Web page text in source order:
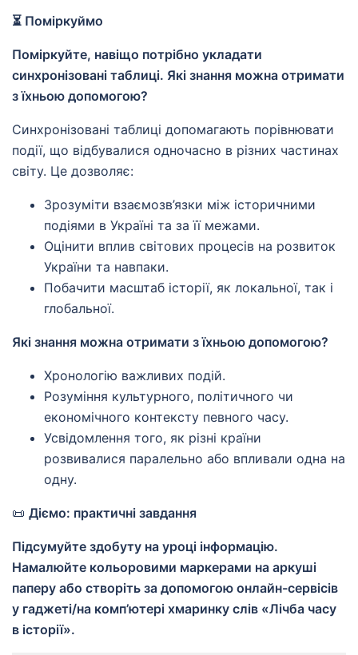
⏳ Поміркуймо
Поміркуйте, навіщо потрібно укладати
синхронізовані таблиці. Які знання можна отримати
з їхньою допомогою?
Синхронізовані таблиці допомагають порівнювати
події, що відбувалися одночасно в різних частинах
світу. Це дозволяє:
Зрозуміти взаємозв’язки між історичними
подіями в Україні та за її межами.
Оцінити вплив світових процесів на розвиток
України та навпаки.
Побачити масштаб історії, як локальної, так і
глобальної.
Які знання можна отримати з їхньою допомогою?
Хронологію важливих подій.
Розуміння культурного, політичного чи
економічного контексту певного часу.
Усвідомлення того, як різні країни
розвивалися паралельно або впливали одна на
одну.
📜 Діємо: практичні завдання
Підсумуйте здобуту на уроці інформацію.
Намалюйте кольоровими маркерами на аркуші
паперу або створіть за допомогою онлайн-сервісів
у гаджеті/на комп’ютері хмаринку слів «Лічба часу
в історії».